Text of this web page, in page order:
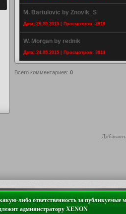
M. Bartulovic by Znovik_S
Дата: 29.05.2015 | Просмотров: 2918
W. Morgan by rednik
Дата: 24.05.2015 | Просмотров: 3914
Всего комментариев: 0
либо ответственность за публикуемые
администратору XENON